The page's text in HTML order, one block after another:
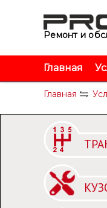
Ремонт и
Главная
Главная
Запись
Ваш телефон
Запись
Ваш телефон